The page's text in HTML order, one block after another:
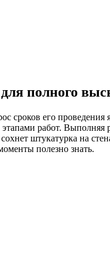
полного
сроков его
работ. Выполняя
штукатурка на
полезно знать.